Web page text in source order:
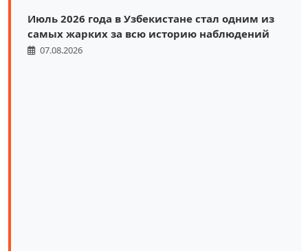
Июль 2026 года в Узбекистане стал одним из
самых жарких за всю историю наблюдений
07.08.2026